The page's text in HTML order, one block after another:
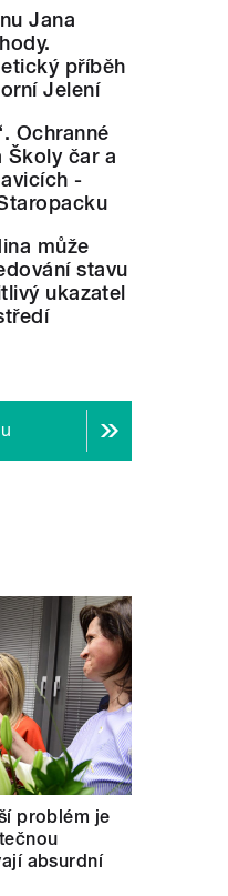
Jana
příběh
Jelení
Ochranné
Školy čar a
-
může
stavu
ukazatel
problém je
absurdní